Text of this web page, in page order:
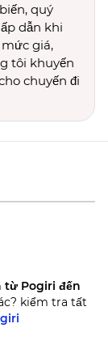
quý
dẫn khi
giá,
tôi khuyến
chuyến đi
từ Pogiri đến
kiểm tra tất